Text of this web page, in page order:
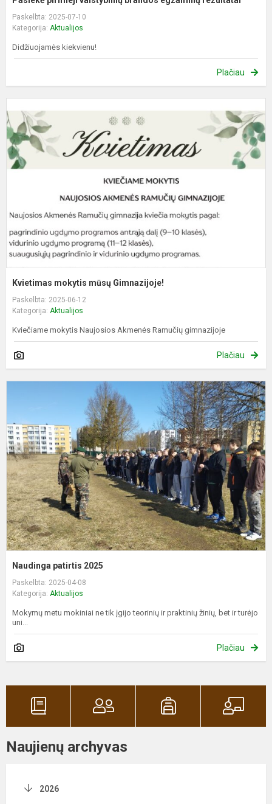
Paskelbta: 2025-07-10
Kategorija: Aktualijos
Didžiuojamės kiekvienu!
Plačiau
Kvietimas mokytis mūsų Gimnazijoje!
Paskelbta: 2025-06-12
Kategorija: Aktualijos
Kviečiame mokytis Naujosios Akmenės Ramučių gimnazijoje
Plačiau
Naudinga patirtis 2025
Paskelbta: 2025-04-08
Kategorija: Aktualijos
Mokymų metu mokiniai ne tik įgijo teorinių ir praktinių žinių, bet ir turėjo
uni...
Plačiau
Naujienų archyvas
2026